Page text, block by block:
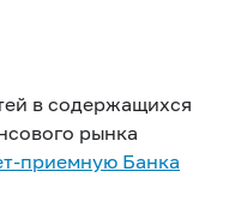
в содержащихся
рынка
приемную Банка